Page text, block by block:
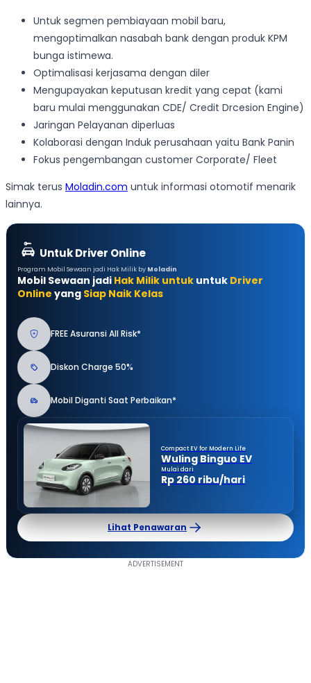
Untuk segmen pembiayaan mobil baru,
mengoptimalkan nasabah bank dengan produk KPM
bunga istimewa.
Optimalisasi kerjasama dengan diler
Mengupayakan keputusan kredit yang cepat (kami
baru mulai menggunakan CDE/ Credit Drcesion Engine)
Jaringan Pelayanan diperluas
Kolaborasi dengan Induk perusahaan yaitu Bank Panin
Fokus pengembangan customer Corporate/ Fleet
Simak terus Moladin.com untuk informasi otomotif menarik
lainnya.
Untuk Driver Online
Program Mobil Sewaan jadi Hak Milik by Moladin
Mobil Sewaan jadi Hak Milik untuk untuk Driver
Online yang Siap Naik Kelas
FREE Asuransi All Risk*
Diskon Charge 50%
Mobil Diganti Saat Perbaikan*
Compact EV for Modern Life
Wuling Binguo EV
Mulai dari
Rp 260 ribu/hari
Lihat Penawaran